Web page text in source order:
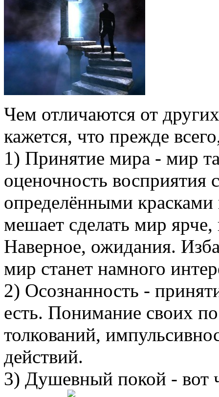
Чем отличаются от
кажется, что прежде
1) Принятие мира - мир
оценочность восприятия
определёнными
мешает сделать мир
Наверное, ожидания.
мир станет намного
2) Осознанность -
есть. Понимание своих
толкований,
действий.
3) Душевный покой - вот